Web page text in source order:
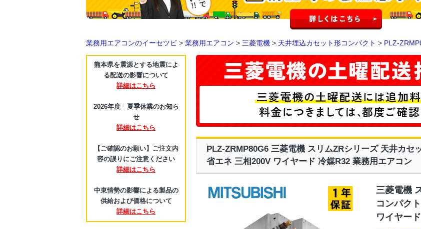
業務用エアコンのイーセツビ > 業務用エアコン > 三菱電機 > 天井埋込カセット形コンパクト > PLZ-
PLZ-ZRMP80G6 三菱電機 スリムZRシリーズ 天井カセ
省エネ 三相200V ワイヤード 冷媒R32 業務用エアコン
三菱電機
コンパク
ワイヤー
熊本県を震源とする地震によ
る配送の影響について
詳細はこちら
2026年度 夏季休業のお知ら
せ
詳細はこちら
【ご確認のお願い】ご注文内
容の誤りにご注意ください
詳細はこちら
中東情勢の影響による製品の
供給および価格について
詳細はこちら